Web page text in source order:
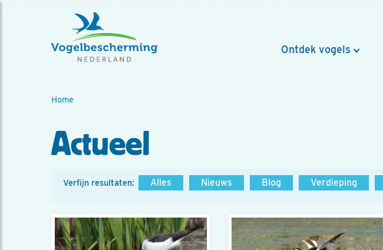
Ontdek vogels
Home
Actueel
Verfijn resultaten: Alles Nieuws Blog Verdieping